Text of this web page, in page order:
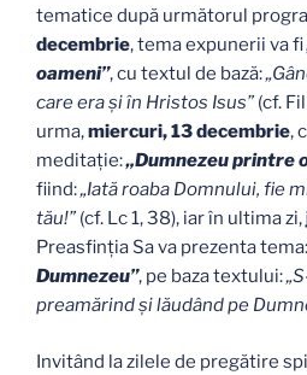
tematice după următorul
decembrie, tema expunerii va fi
oameni”, cu textul de bază:
care era și în Hristos Isus”(cf. Fil
urma,miercuri, 13 decembrie,
meditaţie:„Dumnezeu printre
fiind:„Iată roaba Domnului, fie
tău!”(cf. Lc 1, 38), iar în ultima zi,
Preasfinţia Sa va prezenta
Dumnezeu”, pe baza textului:
preamărind și lăudând pe
Invitând la zilele de pregătire